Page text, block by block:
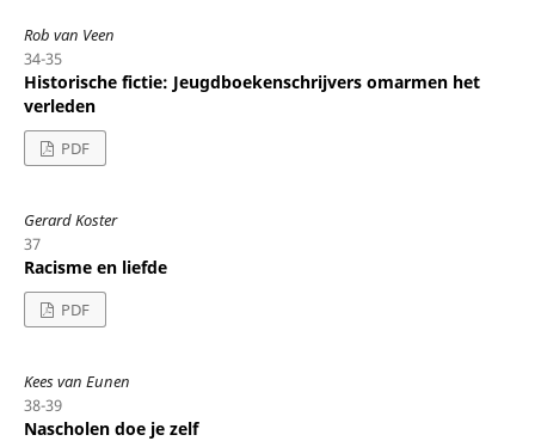
Rob van Veen
34-35
Historische fictie: Jeugdboekenschrijvers omarmen het
verleden
PDF
Gerard Koster
37
Racisme en liefde
PDF
Kees van Eunen
38-39
Nascholen doe je zelf